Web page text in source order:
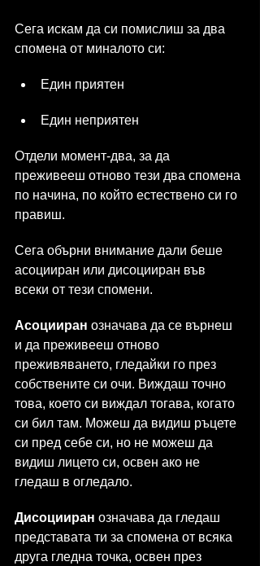
Сега искам да си помислиш за два
спомена от миналото си:
Един приятен
Един неприятен
Отдели момент-два, за да
преживееш отново тези два спомена
по начина, по който естествено си го
правиш.
Сега обърни внимание дали беше
асоцииран или дисоцииран във
всеки от тези спомени.
Асоцииран означава да се върнеш
и да преживееш отново
преживяването, гледайки го през
собствените си очи. Виждаш точно
това, което си виждал тогава, когато
си бил там. Можеш да видиш ръцете
си пред себе си, но не можеш да
видиш лицето си, освен ако не
гледаш в огледало.
Дисоцииран означава да гледаш
представата ти за спомена от всяка
друга гледна точка, освен през